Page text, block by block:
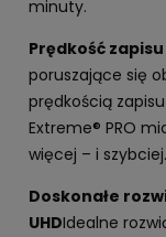
minuty.
Prędkość zapisu
poruszające się
prędkością
Extreme® PRO
więcej – i szybciej.
Doskonałe
UHDIdealne